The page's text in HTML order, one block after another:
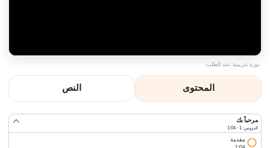
دورة تدريبية: عند الطلب
المحتوى النص
مرحباً بك
الدروس: 1 · 1:04
مقدمة